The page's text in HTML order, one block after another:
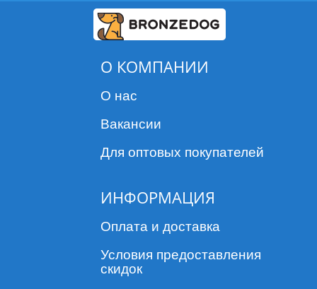
О КОМПАНИИ
О нас
Вакансии
Для оптовых покупателей
ИНФОРМАЦИЯ
Оплата и доставка
Условия предоставления
скидок